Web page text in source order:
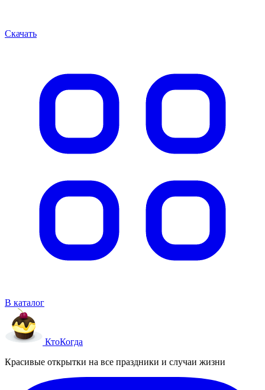
Скачать
В каталог
КтоКогда
Красивые открытки на все праздники и случаи жизни